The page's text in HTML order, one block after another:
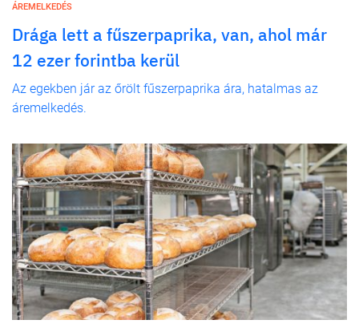
ÁREMELKEDÉS
Drága lett a fűszerpaprika, van, ahol már
12 ezer forintba kerül
Az egekben jár az őrölt fűszerpaprika ára, hatalmas az
áremelkedés.